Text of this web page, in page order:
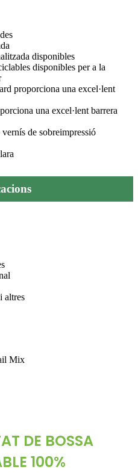
disponibles
disponibles per a la
proporciona una excel·lent
una excel·lent barrera
de sobreimpressió
altres
Mix
DE BOSSA
100%